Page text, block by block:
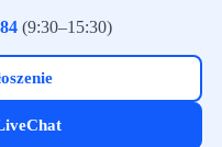
(9:30–15:30)